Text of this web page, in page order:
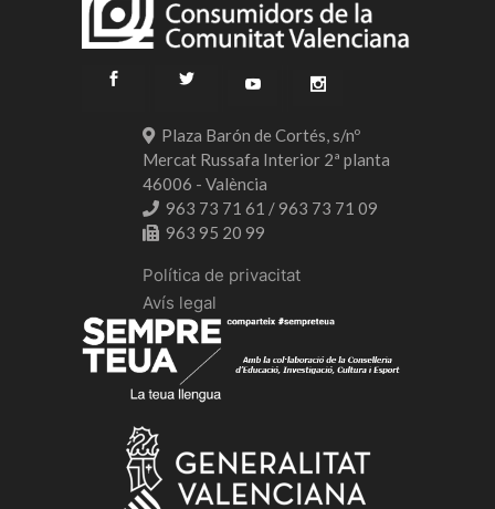
Plaza Barón de Cortés, s/nº
Mercat Russafa Interior 2ª planta
46006 - València
963 73 71 61 / 963 73 71 09
963 95 20 99
Política de privacitat
Avís legal